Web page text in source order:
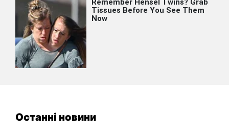
Останні новини